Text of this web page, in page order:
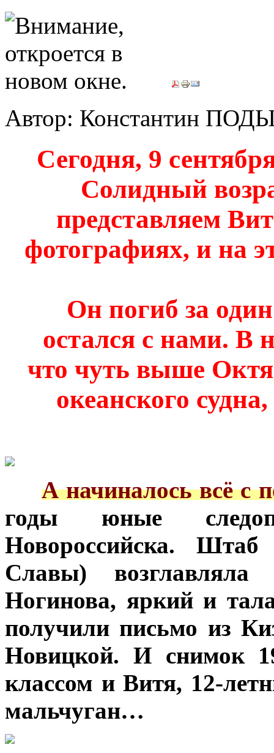
Автор: Константин
Сегодня, 9
Солидный
представляем
фотографиях, и на
Он погиб за
остался с нами. В
что чуть выше
океанского
А начиналось всё с
годы юные
Новороссийска.
Славы)
Ногинова, яркий и
получили письмо из
Новицкой. И снимок
классом и Витя, 12-
мальчуган…